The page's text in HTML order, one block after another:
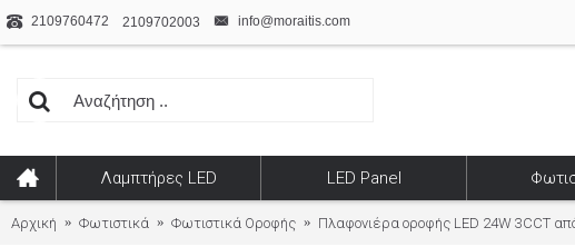
2109760472 2109702003 info@moraitis.com
Λαμπτήρες LED LED Panel
Αρχική Φωτιστικά Φωτιστικά Οροφής Πλαφονιέρα οροφής LED 24W 3CCT